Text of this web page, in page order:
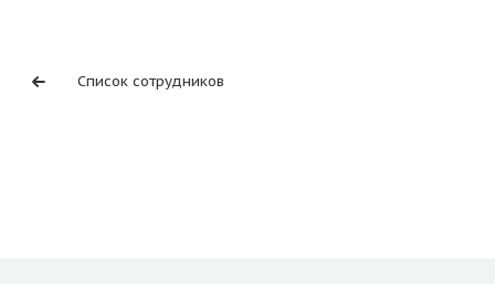
Список сотрудников